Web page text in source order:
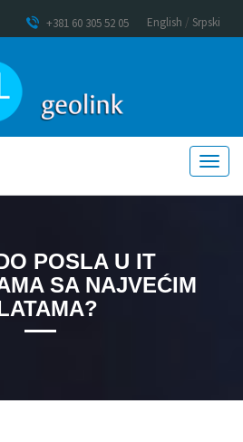
+381 60 305 52 05 English / Srpski
POSLA U IT
SA NAJVEĆIM